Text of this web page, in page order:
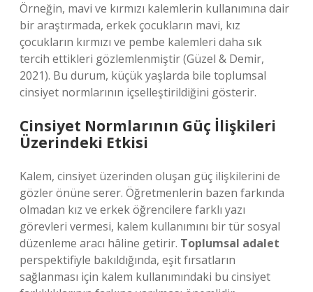
Örneğin, mavi ve kırmızı kalemlerin kullanımına dair
bir araştırmada, erkek çocukların mavi, kız
çocukların kırmızı ve pembe kalemleri daha sık
tercih ettikleri gözlemlenmiştir (Güzel & Demir,
2021). Bu durum, küçük yaşlarda bile toplumsal
cinsiyet normlarının içselleştirildiğini gösterir.
Cinsiyet Normlarının Güç İlişkileri
Üzerindeki Etkisi
Kalem, cinsiyet üzerinden oluşan güç ilişkilerini de
gözler önüne serer. Öğretmenlerin bazen farkında
olmadan kız ve erkek öğrencilere farklı yazı
görevleri vermesi, kalem kullanımını bir tür sosyal
düzenleme aracı hâline getirir. Toplumsal adalet
perspektifiyle bakıldığında, eşit fırsatların
sağlanması için kalem kullanımındaki bu cinsiyet